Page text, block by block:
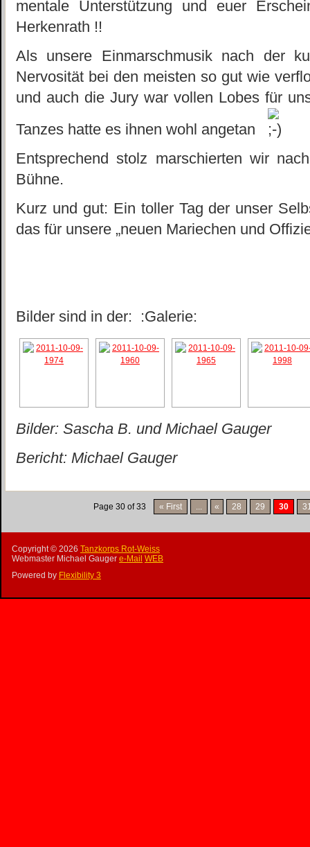
mentale Unterstützung und euer
Herkenrath !!
Als unsere Einmarschmusik nach der
Nervosität bei den meisten so gut wie
und auch die Jury war vollen Lobes für
Tanzes hatte es ihnen wohl angetan
Entsprechend stolz marschierten wir
Bühne.
Kurz und gut: Ein toller Tag der unser
das für unsere „neuen Mariechen und
Bilder sind in der: :Galerie:
Bilder: Sascha B. und Michael Gauger
Bericht: Michael Gauger
Page 30 of 33 « First ... « 28 29 30
Copyright © 2026 Tanzkorps Rot-Weiss
Webmaster Michael Gauger e-Mail WEB
Powered by Flexibility 3